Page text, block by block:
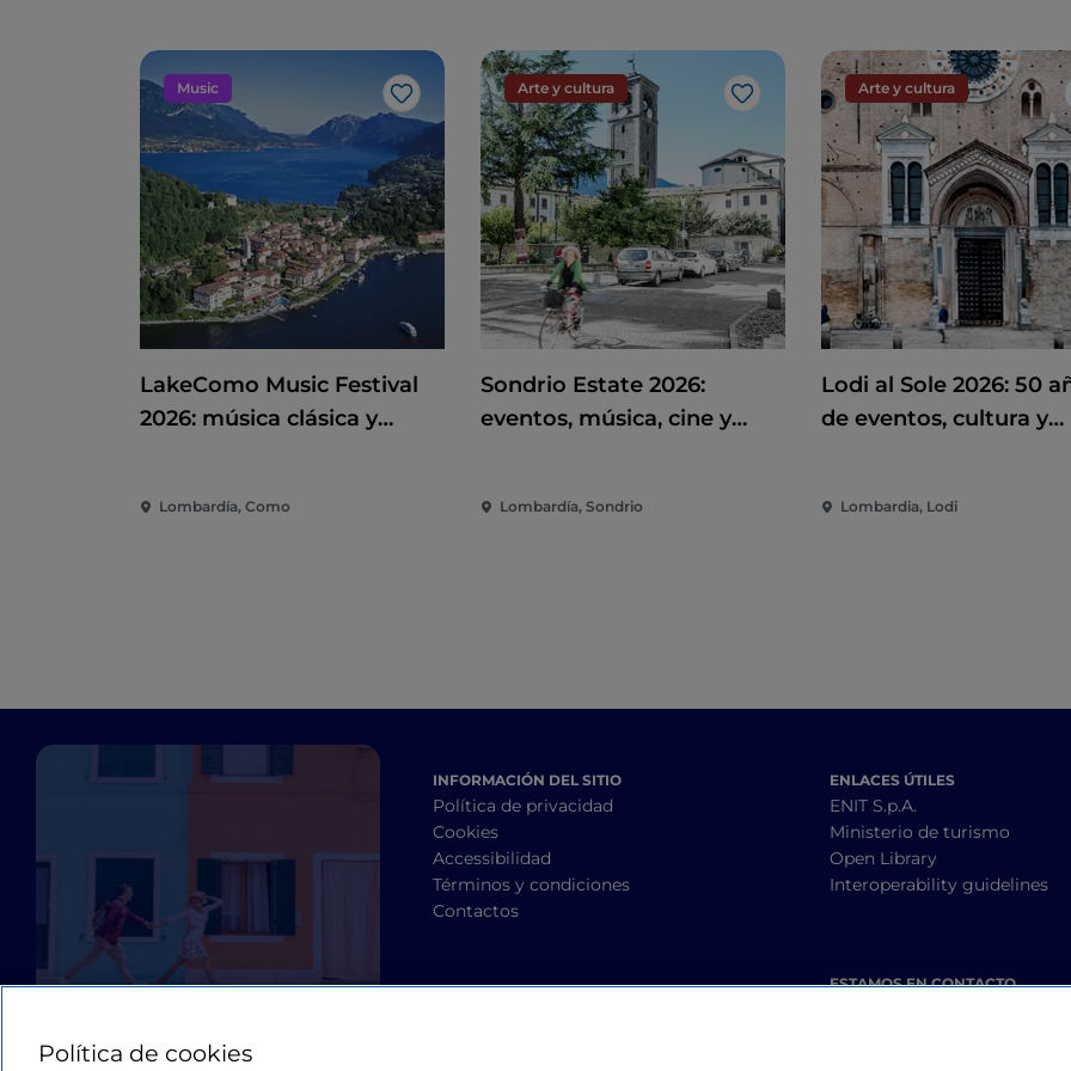
Music
Me gusta
LakeComo Music Festival
2026: música clásica y
Como
Lombardía, Como
Arte y cultura
Me gusta
Sondrio Estate 2026:
eventos, música, cine y
Lombardía, Sondrio
Arte y cultura
Lodi al Sole 2026: 50
de eventos, cultura y
Lombardia, Lodi
INFORMACIÓN DEL SITIO
Política de privacidad
Cookies
Accessibilidad
Términos y condiciones
Contactos
ENLACES ÚTILES
ENIT S.p.A.
Ministerio de turismo
Open Library
Interoperability guidelines
ESTAMOS EN CONTACTO
Política de cookies